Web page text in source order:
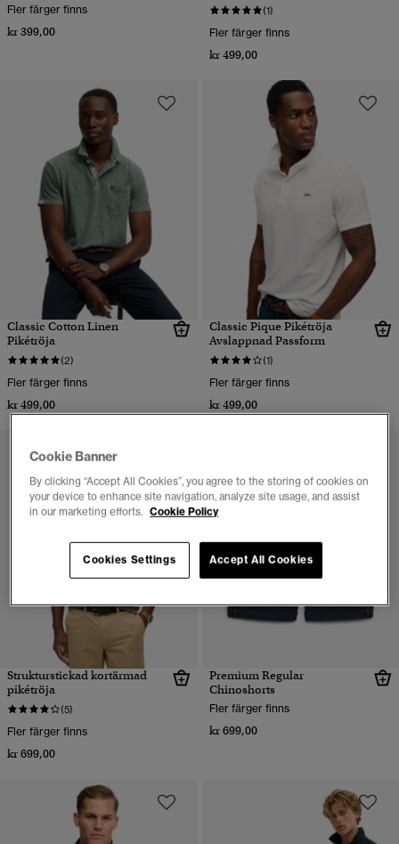
Fler färger finns
kr 399,00
(1)
Fler färger finns
kr 499,00
Classic Cotton Linen
Pikétröja
(2)
Fler färger finns
kr 499,00
Classic Pique Pikétröja
Avslappnad Passform
(1)
Fler färger finns
kr 499,00
Strukturstickad kortärmad
pikétröja
(5)
Fler färger finns
kr 699,00
Premium Regular
Chinoshorts
Fler färger finns
kr 699,00
Cookie Banner
By clicking “Accept All Cookies”, you agree to the storing of cookies on
your device to enhance site navigation, analyze site usage, and assist
in our marketing efforts. Cookie Policy
Accept All Cookies
Cookies Settings